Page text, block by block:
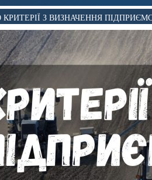
З ВИЗНАЧЕННЯ